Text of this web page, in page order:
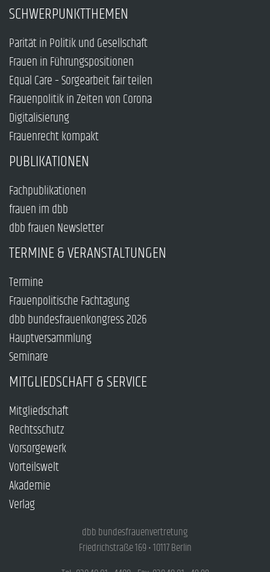
SCHWERPUNKTTHEMEN
Parität in Politik und Gesellschaft
Frauen in Führungspositionen
Equal Care – Sorgearbeit fair teilen
Frauenpolitik in Zeiten von Corona
Digitalisierung
Frauenrecht kompakt
PUBLIKATIONEN
Fachpublikationen
frauen im dbb
dbb frauen Newsletter
TERMINE & VERANSTALTUNGEN
Termine
Frauenpolitische Fachtagung
dbb bundesfrauenkongress 2026
Hauptversammlung
Seminare
MITGLIEDSCHAFT & SERVICE
Mitgliedschaft
Rechtsschutz
Vorsorgewerk
Vorteilswelt
Akademie
Verlag
dbb bundesfrauenvertretung
Friedrichstraße 169 • 10117 Berlin